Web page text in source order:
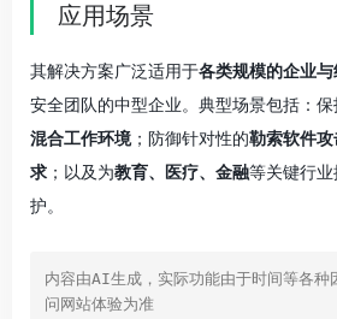
应用场景
其解决方案广泛适用于各类规模的企业
安全团队的中型企业。典型场景包括：
混合工作环境；防御针对性的勒索软件攻
求 ；以及为教育、医疗、金融等关键行
护。
内容由AI生成，实际功能由于时间等各种
问网站体验为准